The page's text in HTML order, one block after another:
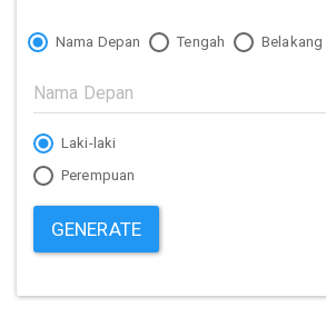
Nama Depan Tengah Belakang
Laki-laki
Perempuan
GENERATE